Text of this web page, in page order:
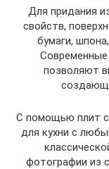
Для придания
свойств,
бумаги,
Современные
позволяют
С помощью плит
для кухни с
фотографии из